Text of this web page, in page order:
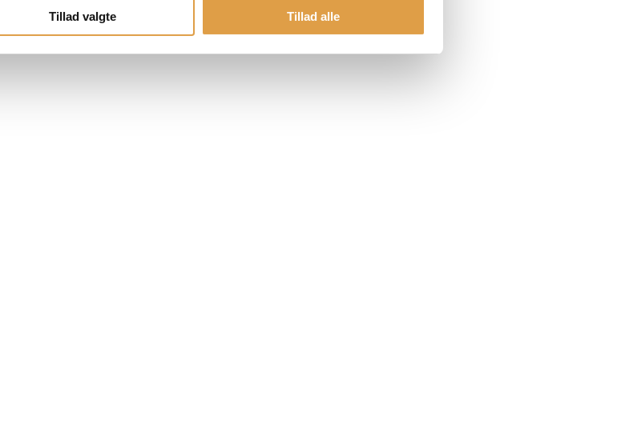
Tillad valgte Tillad alle